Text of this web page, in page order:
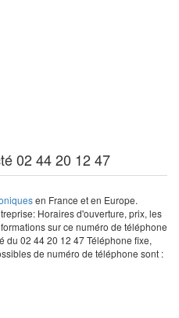
02 44 20 12 47
en France et en Europe.
Horaires d'ouverture, prix, les
sur ce numéro de téléphone
du 02 44 20 12 47 Téléphone fixe,
de numéro de téléphone sont :